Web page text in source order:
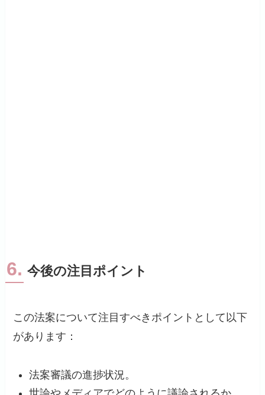
6. 今後の注目ポイント
この法案について注目すべきポイントとして以下
があります：
法案審議の進捗状況。